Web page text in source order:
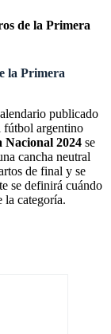
de la Primera
la Primera
publicado
fútbol argentino
Nacional 2024 se
cancha neutral
de final y se
se definirá cuándo
la categoría.